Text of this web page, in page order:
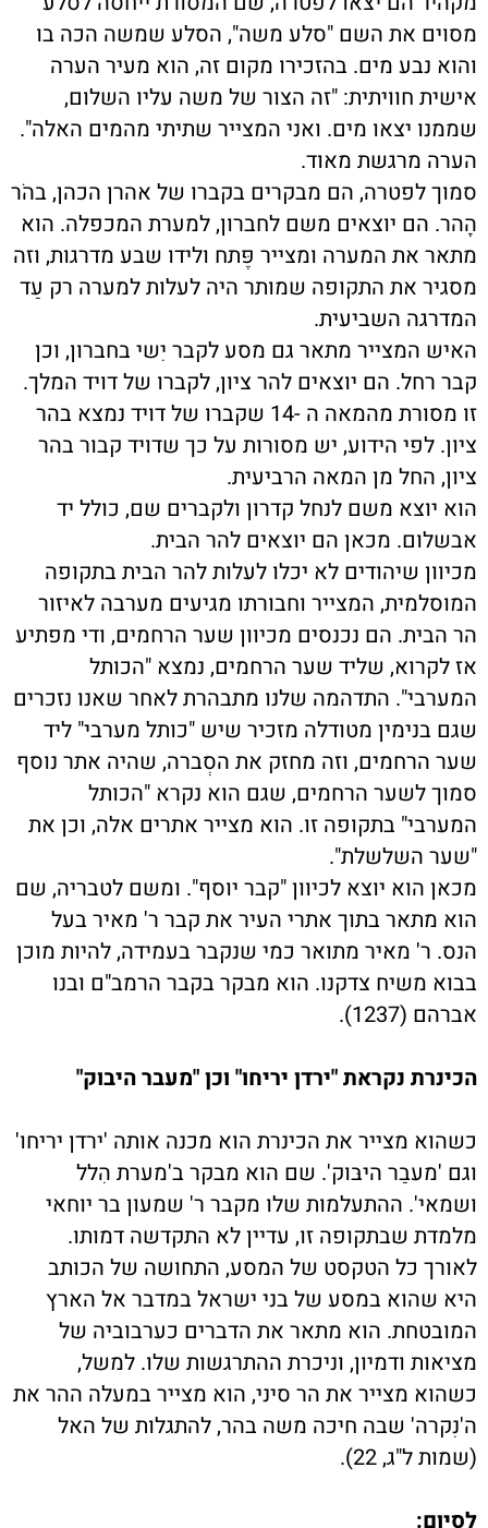
מסוים את השם "סלע משה", הסלע שמשה הכה בו
והוא נבע מים. בהזכירו מקום זה, הוא מעיר הערה
אישית חוויתית: "זה הצוּר של משה עליו השלום,
שממנו יצאו מים. ואני המצייר שתיתי מהמים האלה".
הערה מרגשת מאוד.
סמוך לפטרה, הם מבקרים בקברו של אהרן הכהן, בהֹר
הָהר. הם יוצאים משם לחברון, למערת המכפלה. הוא
מתאר את המערה ומצייר פֶּתח ולידו שבע מדרגות, וזה
מסגיר את התקופה שמותר היה לעלות למערה רק עַד
המדרגה השביעית.
האיש המצייר מתאר גם מסע לקבר יִשי בחברון, וכן
קבר רחל. הם יוצאים להר ציון, לקברו של דויד המלך.
זו מסורת מהמאה ה -14 שקברו של דויד נמצא בהר
ציון. לפי הידוע, יש מסורות על כך שדויד קבור בהר
ציון, החל מן המאה הרביעית.
הוא יוצא משם לנחל קדרון ולקברים שם, כולל יד
אבשלום. מכאן הם יוצאים להר הבית.
מכיוון שיהודים לא יכלו לעלות להר הבית בתקופה
המוסלמית, המצייר וחבורתו מגיעים מערבה לאיזור
הר הבית. הם נכנסים מכיוון שער הרחמים, ודי מפתיע
אז לקרוא, שליד שער הרחמים, נמצא "הכותל
המערבי". התדהמה שלנו מתבהרת לאחר שאנו נזכרים
שגם בנימין מטודלה מזכיר שיש "כותל מערבי" ליד
שער הרחמים, וזה מחזק את הסְברה, שהיה אתר נוסף
סמוך לשער הרחמים, שגם הוא נקרא "הכותל
המערבי" בתקופה זו. הוא מצייר אתרים אלה, וכן את
"שער השלשלת".
מכאן הוא יוצא לכיוון "קבר יוסף". ומשם לטבריה, שם
הוא מתאר בתוך אתרי העיר את קבר ר' מאיר בעל
הנס. ר' מאיר מתואר כמי שנקבר בעמידה, להיות מוכן
בבוא משיח צדקנו. הוא מבקר בקבר הרמב"ם ובנו
אברהם (1237).
הכינרת נקראת "ירדן יריחו" וכן "מעבר היבוק"
כשהוא מצייר את הכינרת הוא מכנה אותה 'ירדן יריחו'
וגם 'מעבַר היבּוק'. שם הוא מבקר ב'מערת הִלל
ושמאי'. ההתעלמות שלו מקבר ר' שמעון בר יוחאי
מלמדת שבתקופה זו, עדיין לא התקדשה דמותו.
לאורך כל הטקסט של המסע, התחושה של הכותב
היא שהוא במסע של בני ישראל במדבר אל הארץ
המובטחת. הוא מתאר את הדברים כערבוביה של
מציאות ודמיון, וניכרת ההתרגשות שלו. למשל,
כשהוא מצייר את הר סיני, הוא מצייר במעלה ההר את
ה'נִקרה' שבה חיכה משה בהר, להתגלות של האל
(שמות ל"ג, 22).
לסיום: